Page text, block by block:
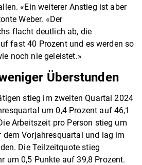
«Ein weiterer Anstieg ist aber
Weber. «Der
flacht deutlich ab, die
fast 40 Prozent und es werden so
noch nie geleistet.»
Überstunden
stieg im zweiten Quartal 2024
um 0,4 Prozent auf 46,1
Arbeitszeit pro Person stieg um
dem Vorjahresquartal und lag im
Die Teilzeitquote stieg
um 0,5 Punkte auf 39,8 Prozent.